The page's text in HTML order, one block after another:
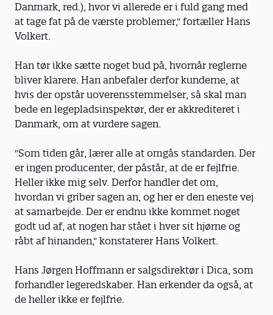
Danmark, red.), hvor vi allerede er i fuld gang med
at tage fat på de værste problemer," fortæller Hans
Volkert.
Han tør ikke sætte noget bud på, hvornår reglerne
bliver klarere. Han anbefaler derfor kunderne, at
hvis der opstår uoverensstemmelser, så skal man
bede en legepladsinspektør, der er akkrediteret i
Danmark, om at vurdere sagen.
"Som tiden går, lærer alle at omgås standarden. Der
er ingen producenter, der påstår, at de er fejlfrie.
Heller ikke mig selv. Derfor handler det om,
hvordan vi griber sagen an, og her er den eneste vej
at samarbejde. Der er endnu ikke kommet noget
godt ud af, at nogen har stået i hver sit hjørne og
råbt af hinanden," konstaterer Hans Volkert.
Hans Jørgen Hoffmann er salgsdirektør i Dica, som
forhandler legeredskaber. Han erkender da også, at
de heller ikke er fejlfrie.